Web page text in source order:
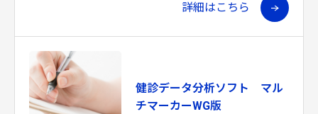
詳細はこちら
健診データ分析ソフト マル
チマーカーWG版